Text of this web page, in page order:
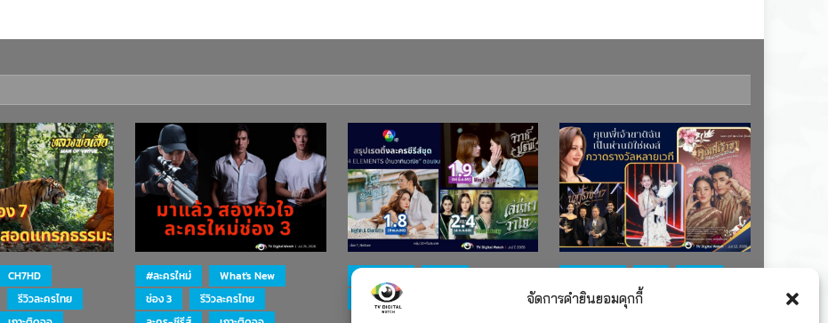
จัดการคำยินยอมคุกกี้
CH7HD
รีวิวละครไทย
#ละครใหม่
What's New
ช่อง 3
รีวิวละครไทย
ละคร-ซีรีส์
รางวัล
ละคร-ซีรีส์